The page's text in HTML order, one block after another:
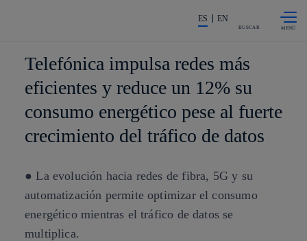
La acción en accionistas e
ES EN
BUSCAR
Telefónica impulsa redes más
eficientes y reduce un 12% su
consumo energético pese al fuerte
crecimiento del tráfico de datos
● La evolución hacia redes de fibra, 5G y su
automatización permite optimizar el consumo
energético mientras el tráfico de datos se
multiplica.